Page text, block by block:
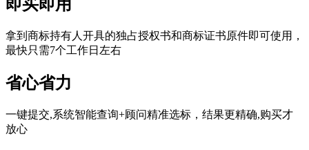
即买即用
拿到商标持有人开具的独占授权书和商标证书原件即可使用，
最快只需7个工作日左右
省心省力
一键提交,系统智能查询+顾问精准选标，结果更精确,购买才
放心